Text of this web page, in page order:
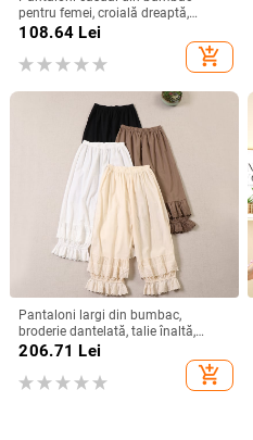
pentru femei, croială dreaptă,
lungime cropped, talie elastică,
material subțire, 95% bumbac
108.64 Lei
add_shopping_cart
Pantaloni largi din bumbac,
broderie dantelată, talie înaltă,
lungime până la gleznă, pentru
206.71 Lei
add_shopping_cart